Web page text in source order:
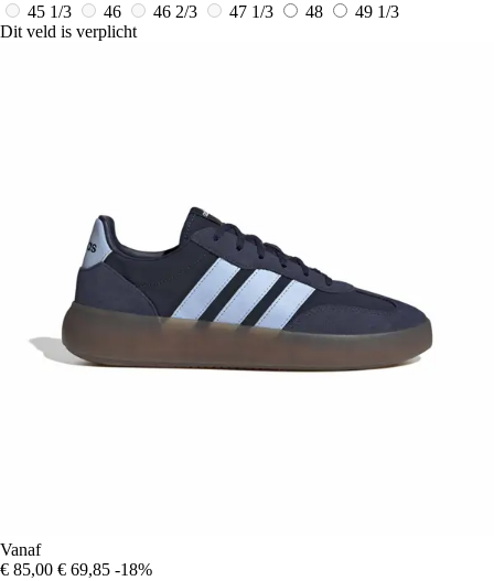
45 1/3
46 46 2/3 47 1/3 48
49 1/3
Dit veld is verplicht
Vanaf
€ 85,00 € 69,85 -18%